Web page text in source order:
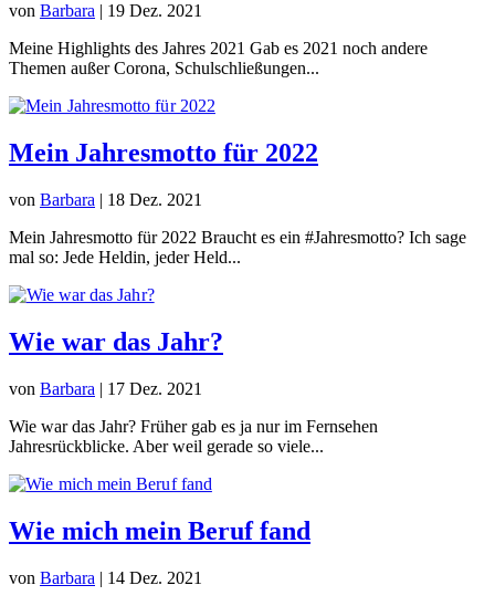
von Barbara | 19 Dez. 2021
Meine Highlights des Jahres 2021 Gab es 2021 noch andere
Themen außer Corona, Schulschließungen...
Mein Jahresmotto für 2022
von Barbara | 18 Dez. 2021
Mein Jahresmotto für 2022 Braucht es ein #Jahresmotto? Ich sage
mal so: Jede Heldin, jeder Held...
Wie war das Jahr?
von Barbara | 17 Dez. 2021
Wie war das Jahr? Früher gab es ja nur im Fernsehen
Jahresrückblicke. Aber weil gerade so viele...
Wie mich mein Beruf fand
von Barbara | 14 Dez. 2021